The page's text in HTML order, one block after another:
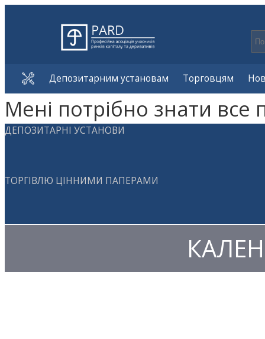
Депозитарним установам Торговцям
Мені потрібно знати все
ДЕПОЗИТАРНІ УСТАНОВИ
ТОРГІВЛЮ ЦІННИМИ ПАПЕРАМИ